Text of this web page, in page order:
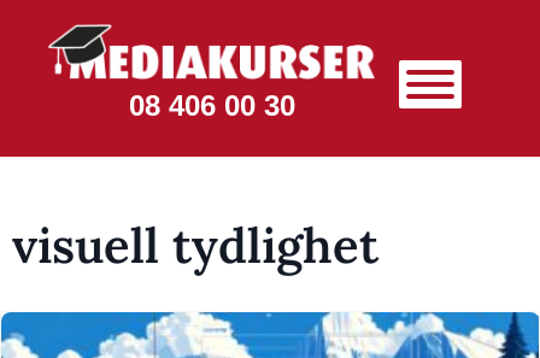
08 406 00 30
visuell tydlighet